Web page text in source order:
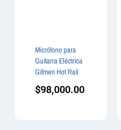
Micrófono para
Guitarra Eléctrica
Gifmen Hot Rail
$98,000.00